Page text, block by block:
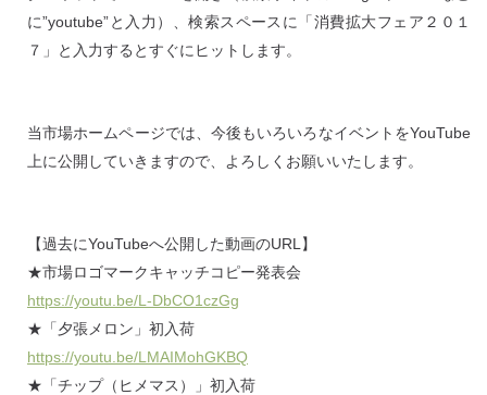
に”youtube”と入力）、検索スペースに「消費拡大フェア２０１
７」と入力するとすぐにヒットします。
当市場ホームページでは、今後もいろいろなイベントをYouTube
上に公開していきますので、よろしくお願いいたします。
【過去にYouTubeへ公開した動画のURL】
★市場ロゴマークキャッチコピー発表会
https://youtu.be/L-DbCO1czGg
★「夕張メロン」初入荷
https://youtu.be/LMAIMohGKBQ
★「チップ（ヒメマス）」初入荷